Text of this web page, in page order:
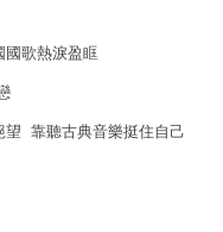
歌熱淚盈眶
靠聽古典音樂挺住自己